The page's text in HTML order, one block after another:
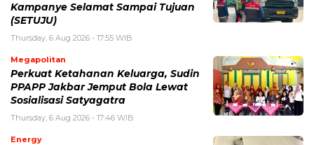
Kampanye Selamat Sampai Tujuan
(SETUJU)
Thursday, 6 Aug 2026 - 17:55 WIB
Megapolitan
Perkuat Ketahanan Keluarga, Sudin
PPAPP Jakbar Jemput Bola Lewat
Sosialisasi Satyagatra
Thursday, 6 Aug 2026 - 17:46 WIB
Energy